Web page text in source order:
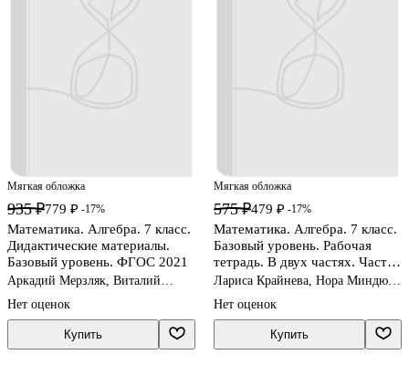
Мягкая обложка
935 ₽779 ₽ -17%
Математика. Алгебра. 7 класс.
Дидактические материалы.
Базовый уровень. ФГОС 2021
Аркадий Мерзляк, Виталий
Нет оценок
Купить
Мягкая обложка
575 ₽479 ₽ -17%
Математика. Алгебра. 7 класс.
Базовый уровень. Рабочая
тетрадь. В двух частях. Часть
2. Учебное пособие. ФГОС
Лариса Крайнева, Нора Миндюк,
Нет оценок
Купить